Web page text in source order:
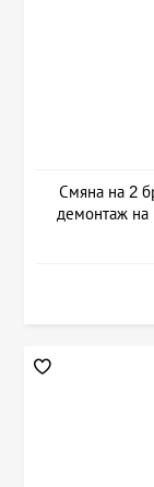
Смяна на 2
демонтаж на